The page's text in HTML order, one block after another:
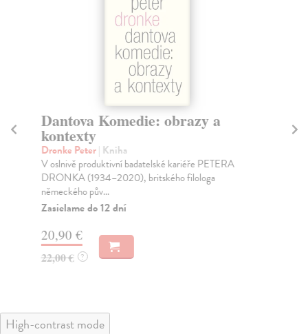
Dantova Komedie: obrazy a
kontexty
Dronke Peter| Kniha
V oslnivě produktivní badatelské kariéře PETERA
DRONKA (1934–2020), britského filologa
německého pův...
Zasielame do 12 dní
20,90 €
22,00 € ?
High-contrast mode